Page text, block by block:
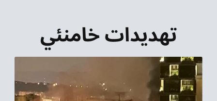
اقتصاد
تهديدات خامنئي